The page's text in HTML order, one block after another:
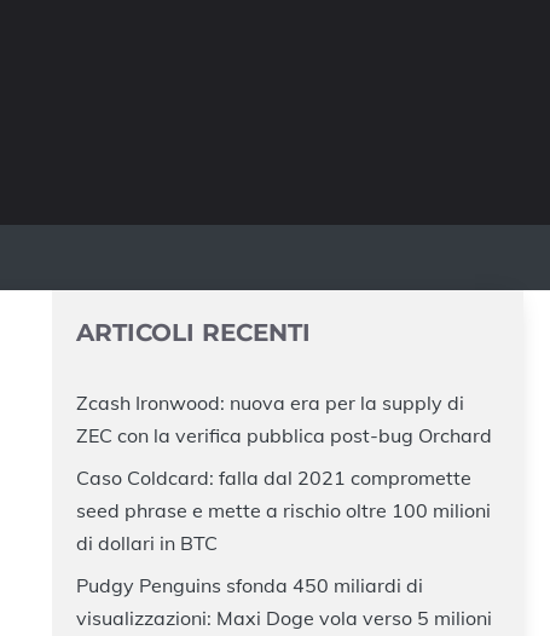
ARTICOLI RECENTI
Zcash Ironwood: nuova era per la supply di
ZEC con la verifica pubblica post-bug Orchard
Caso Coldcard: falla dal 2021 compromette
seed phrase e mette a rischio oltre 100 milioni
di dollari in BTC
Pudgy Penguins sfonda 450 miliardi di
visualizzazioni: Maxi Doge vola verso 5 milioni